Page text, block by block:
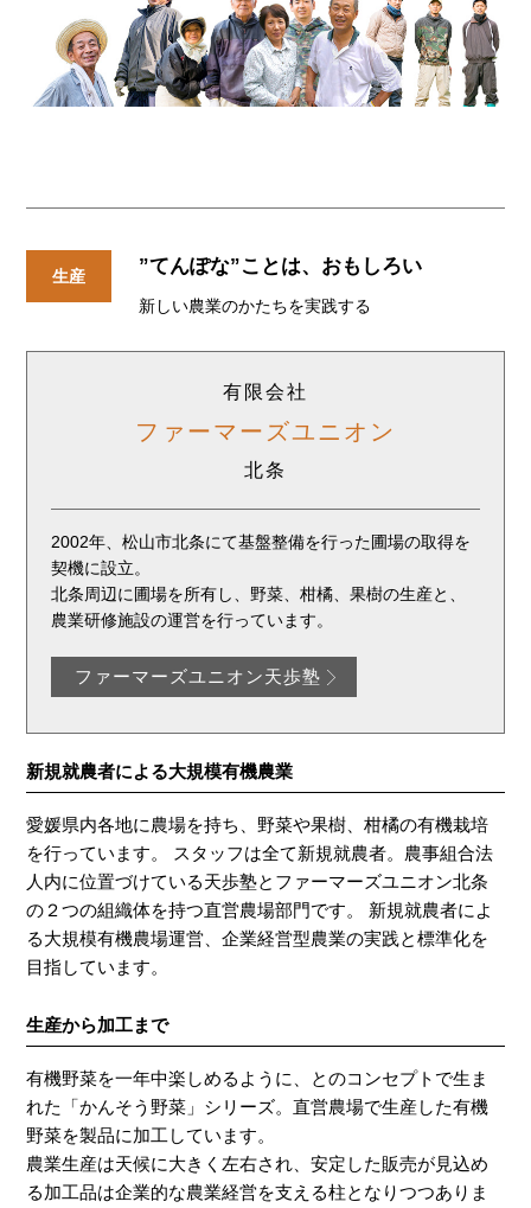
生産 ”てんぽな”ことは、おもしろい
新しい農業のかたちを実践する
有限会社
ファーマーズユニオン
北条
2002年、松山市北条にて基盤整備を行った圃場の取得を
契機に設立。
北条周辺に圃場を所有し、野菜、柑橘、果樹の生産と、
農業研修施設の運営を行っています。
ファーマーズユニオン天歩塾
新規就農者による大規模有機農業
愛媛県内各地に農場を持ち、野菜や果樹、柑橘の有機栽培
を行っています。 スタッフは全て新規就農者。農事組合法
人内に位置づけている天歩塾とファーマーズユニオン北条
の２つの組織体を持つ直営農場部門です。 新規就農者によ
る大規模有機農場運営、企業経営型農業の実践と標準化を
目指しています。
生産から加工まで
有機野菜を一年中楽しめるように、とのコンセプトで生ま
れた「かんそう野菜」シリーズ。直営農場で生産した有機
野菜を製品に加工しています。
農業生産は天候に大きく左右され、安定した販売が見込め
る加工品は企業的な農業経営を支える柱となりつつありま